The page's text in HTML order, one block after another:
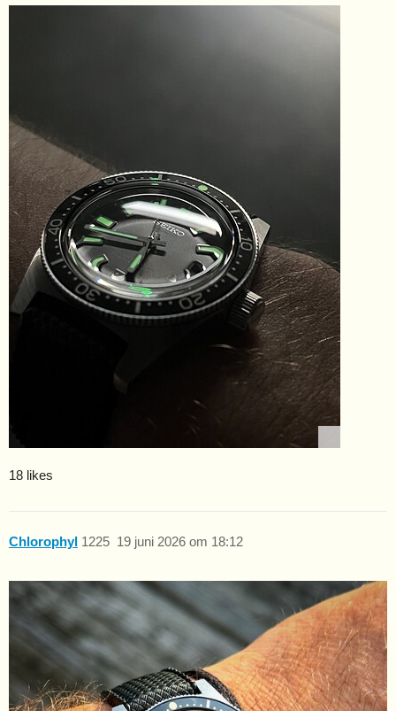
18 likes
Chlorophyl 19 juni 2026 om 18:12
1225